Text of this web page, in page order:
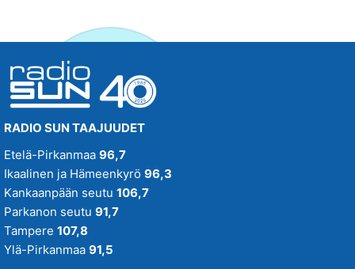
RADIO SUN TAAJUUDET
Etelä-Pirkanmaa 96,7
Ikaalinen ja Hämeenkyrö 96,3
Kankaanpään seutu 106,7
Parkanon seutu 91,7
Tampere 107,8
Ylä-Pirkanmaa 91,5